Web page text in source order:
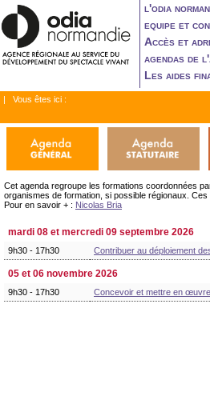
l'odia
equipe et
Accès et
agendas de
Les aides
| Vous êtes ici :
Cet agenda regroupe les formations coordonnées
organismes de formation, si possible régionaux.
Pour en savoir + : Nicolas Bria
mardi 08 et mercredi 09 septembre 2026
9h30 - 17h30 Contribuer au déploiement
05 et 06 novembre 2026
9h30 - 17h30 Concevoir et mettre en